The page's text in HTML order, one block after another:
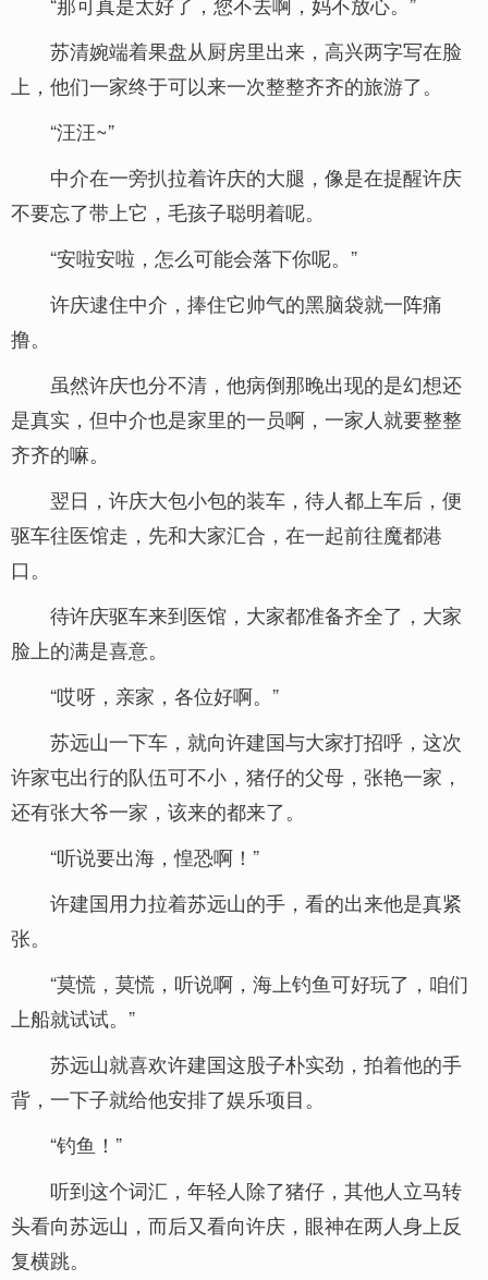
苏清婉端着果盘从厨房里出来，高兴两字写在脸
上，他们一家终于可以来一次整整齐齐的旅游了。
“汪汪~”
中介在一旁扒拉着许庆的大腿，像是在提醒许庆
不要忘了带上它，毛孩子聪明着呢。
“安啦安啦，怎么可能会落下你呢。”
许庆逮住中介，捧住它帅气的黑脑袋就一阵痛
撸。
虽然许庆也分不清，他病倒那晚出现的是幻想还
是真实，但中介也是家里的一员啊，一家人就要整整
齐齐的嘛。
翌日，许庆大包小包的装车，待人都上车后，便
驱车往医馆走，先和大家汇合，在一起前往魔都港
口。
待许庆驱车来到医馆，大家都准备齐全了，大家
脸上的满是喜意。
“哎呀，亲家，各位好啊。”
苏远山一下车，就向许建国与大家打招呼，这次
许家屯出行的队伍可不小，猪仔的父母，张艳一家，
还有张大爷一家，该来的都来了。
“听说要出海，惶恐啊！”
许建国用力拉着苏远山的手，看的出来他是真紧
张。
“莫慌，莫慌，听说啊，海上钓鱼可好玩了，咱们
上船就试试。”
苏远山就喜欢许建国这股子朴实劲，拍着他的手
背，一下子就给他安排了娱乐项目。
“钓鱼！”
听到这个词汇，年轻人除了猪仔，其他人立马转
头看向苏远山，而后又看向许庆，眼神在两人身上反
复横跳。